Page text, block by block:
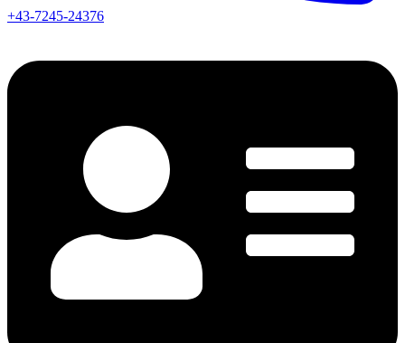
+43-7245-24376